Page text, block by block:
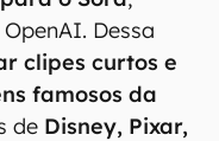
Dessa
clipes curtos e
famosos da
de Disney, Pixar,